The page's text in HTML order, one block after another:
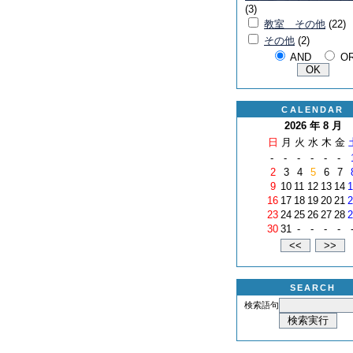
(3)
教室 その他 (22)
その他 (2)
AND
CALENDAR
2026 年 8 月
日 月 火 水 木 金
-
- - - - -
2
3 4 5 6 7
9 10 11 12 13 14
16 17 18 19 20 21
23 24 25 26 27 28
30 31 - - - - -
SEARCH
検索語句